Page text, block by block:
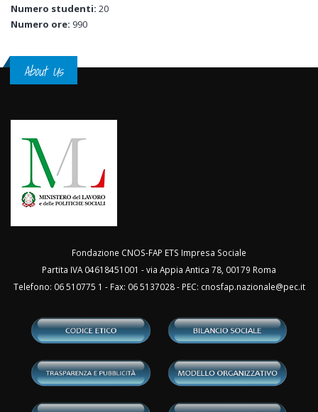
Numero studenti: 20
Numero ore: 990
About Us
Fondazione CNOS-FAP ETS Impresa Sociale
Partita IVA 04618451001 - via Appia Antica 78, 00179 Roma
Telefono: 06 510775 1 - Fax: 06 5137028 - PEC: cnosfap.nazionale@pec.it